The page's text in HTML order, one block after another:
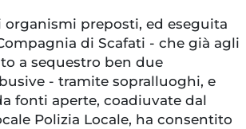
organismi preposti, ed eseguita
di Scafati - che già agli
a sequestro ben due
- tramite sopralluoghi, e
fonti aperte, coadiuvate dal
Polizia Locale, ha consentito